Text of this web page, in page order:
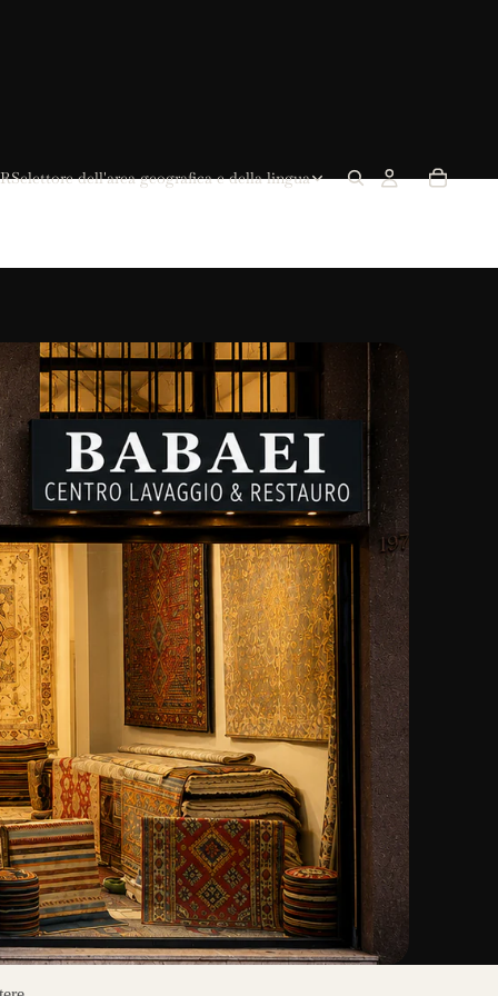
Selettore dell'area geografica e della lingua